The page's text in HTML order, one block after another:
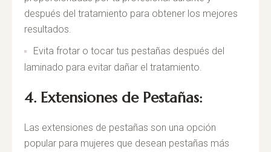
después del tratamiento para obtener los mejores
resultados.
Evita frotar o tocar tus pestañas después del
laminado para evitar dañar el tratamiento.
4. Extensiones de Pestañas:
Las extensiones de pestañas son una opción
popular para mujeres que desean pestañas más